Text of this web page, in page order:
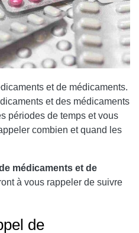
et de médicaments.
et des médicaments
périodes de temps et vous
combien et quand les
médicaments et de
à vous rappeler de suivre
de